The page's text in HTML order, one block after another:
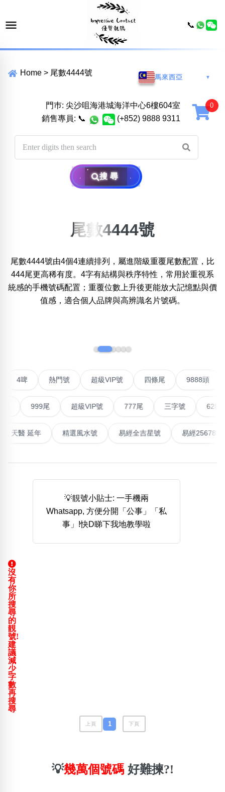
Home > 尾數4444號
馬來西亞 ▼
門巿: 尖沙咀海港城海洋中心6樓604室
銷售專員: 📞 (+852) 9888 9311
搜尋
位置:
一 二 三 四 五 六 七 八 九 十
無0 無3無4無5 無7無8 無9
清除全部分類
搜尋
888尾
999尾 777尾 9字頭 6字頭
無4字
5萬以上 生天延 全吉星(全號)
清除全部分類
清除全部分類
尾數4444號
尾數4444號由4個4連續排列，屬進階級重覆尾數配置，比
444尾更高稀有度。4字有結構與秩序特性，常用於重視系
統感的手機號碼配置；重覆位數上升後更能放大記憶點與價
值感，適合個人品牌與高辨識名片號碼。
熱門號 超級VIP號 四條尾 9888頭
999尾 超級VIP號 777尾 三字號 6288頭
能量生氣 天醫 延年 精選風水號 易經全吉星號 易經
💡靚號小貼士: 一手機兩
Whatsapp, 方便分開「公事」「私
事」!快D睇下我地教學啦
沒
有
你
所
搜
尋
的
靚
號!
建
議
減
少
字
數
再
搜
尋
上頁 1 下頁
💡幾萬個號碼 好難揀?!
📞